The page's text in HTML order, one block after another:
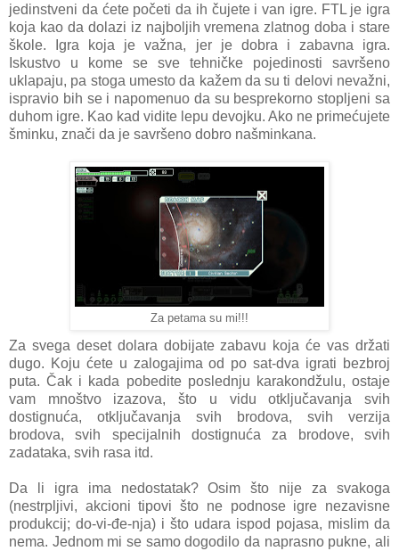
jedinstveni da ćete početi da ih čujete i van igre. FTL je igra
koja kao da dolazi iz najboljih vremena zlatnog doba i stare
škole. Igra koja je važna, jer je dobra i zabavna igra.
Iskustvo u kome se sve tehničke pojedinosti savršeno
uklapaju, pa stoga umesto da kažem da su ti delovi nevažni,
ispravio bih se i napomenuo da su besprekorno stopljeni sa
duhom igre. Kao kad vidite lepu devojku. Ako ne primećujete
šminku, znači da je savršeno dobro našminkana.
Za petama su mi!!!
Za svega deset dolara dobijate zabavu koja će vas držati
dugo. Koju ćete u zalogajima od po sat-dva igrati bezbroj
puta. Čak i kada pobedite poslednju karakondžulu, ostaje
vam mnoštvo izazova, što u vidu otključavanja svih
dostignuća, otključavanja svih brodova, svih verzija
brodova, svih specijalnih dostignuća za brodove, svih
zadataka, svih rasa itd.
Da li igra ima nedostatak? Osim što nije za svakoga
(nestrpljivi, akcioni tipovi što ne podnose igre nezavisne
produkcij; do-vi-đe-nja) i što udara ispod pojasa, mislim da
nema. Jednom mi se samo dogodilo da naprasno pukne, ali